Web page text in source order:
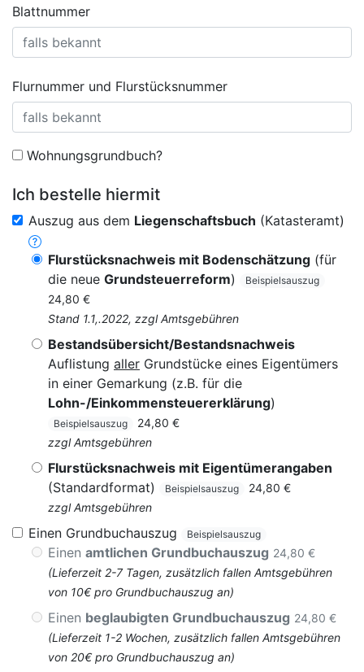
Blattnummer
Flurnummer und Flurstücksnummer
Wohnungsgrundbuch?
Ich bestelle hiermit
Auszug aus dem Liegenschaftsbuch (Katasteramt)
Flurstücksnachweis mit Bodenschätzung (für
die neue Grundsteuerreform) Beispielsauszug
24,80 €
Stand 1.1,.2022, zzgl Amtsgebühren
Bestandsübersicht/Bestandsnachweis
Auflistung aller Grundstücke eines Eigentümers
in einer Gemarkung (z.B. für die
Lohn-/Einkommensteuererklärung)
Beispielsauszug
24,80 €
zzgl Amtsgebühren
Flurstücksnachweis mit Eigentümerangaben
(Standardformat)
Beispielsauszug
24,80 €
zzgl Amtsgebühren
Einen Grundbuchauszug Beispielsauszug
Einen amtlichen Grundbuchauszug 24,80 €
(Lieferzeit 2-7 Tagen, zusätzlich fallen Amtsgebühren
von 10€ pro Grundbuchauszug an)
Einen beglaubigten Grundbuchauszug 24,80 €
(Lieferzeit 1-2 Wochen, zusätzlich fallen Amtsgebühren
von 20€ pro Grundbuchauszug an)